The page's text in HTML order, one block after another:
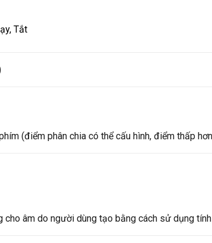
Tắt
(điểm phân chia có thể cấu hình, điểm thấp
cho âm do người dùng tạo bằng cách sử dụng